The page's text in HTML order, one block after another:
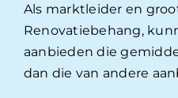
Als marktleider en
Renovatiebehang,
aanbieden die
dan die van andere